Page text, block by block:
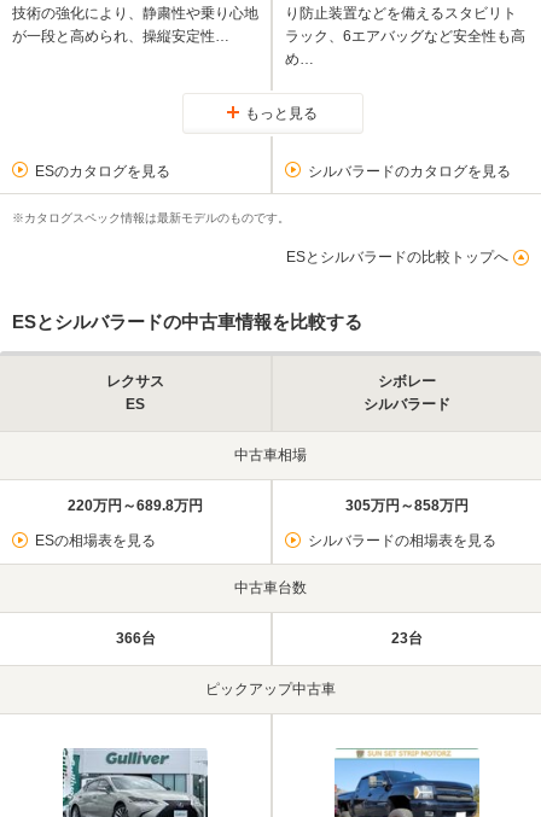
技術の強化により、静粛性や乗り心地
が一段と高められ、操縦安定性…
り防止装置などを備えるスタビリト
ラック、6エアバッグなど安全性も高
め…
もっと見る
ESのカタログを見る シルバラードのカタログを見る
※カタログスペック情報は最新モデルのものです。
ESとシルバラードの比較トップへ
ESとシルバラードの中古車情報を比較する
レクサス
ES
シボレー
シルバラード
中古車相場
220万円～689.8万円
ESの相場表を見る
305万円～858万円
シルバラードの相場表を見る
中古車台数
366台 23台
ピックアップ中古車